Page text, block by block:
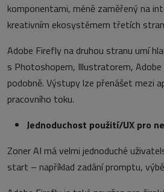
komponentami, méně zaměřený na
kreativním ekosystémem třetích
Adobe Firefly na druhou stranu umí
s Photoshopem, Illustratorem, Adobe
podobně. Výstupy lze přenášet mezi
pracovního toku.
Jednoduchost použití/UX pro
Zoner AI má velmi jednoduché
start – například zadání promptu,